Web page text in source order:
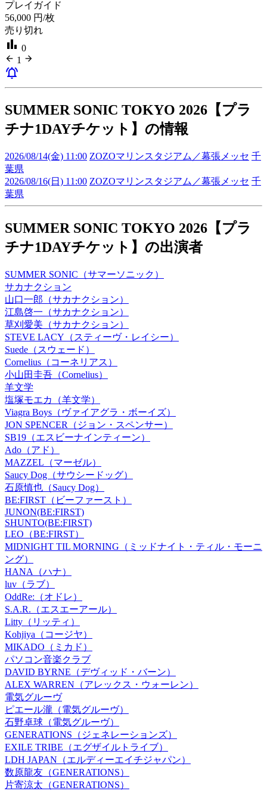
プレイガイド
56,000 円/枚
売り切れ
bar_chart 0
arrow_back 1 arrow_forward
notifications_active
SUMMER SONIC TOKYO 2026【プラ
チナ1DAYチケット】の情報
2026/08/14(金) 11:00 ZOZOマリンスタジアム／幕張メッセ 千
葉県
2026/08/16(日) 11:00 ZOZOマリンスタジアム／幕張メッセ 千
葉県
SUMMER SONIC TOKYO 2026【プラ
チナ1DAYチケット】の出演者
SUMMER SONIC（サマーソニック）
サカナクション
山口一郎（サカナクション）
江島啓一（サカナクション）
草刈愛美（サカナクション）
STEVE LACY（スティーヴ・レイシー）
Suede（スウェード）
Cornelius（コーネリアス）
小山田圭吾（Cornelius）
羊文学
塩塚モエカ（羊文学）
Viagra Boys（ヴァイアグラ・ボーイズ）
JON SPENCER（ジョン・スペンサー）
SB19（エスビーナインティーン）
Ado（アド）
MAZZEL（マーゼル）
Saucy Dog（サウシードッグ）
石原慎也（Saucy Dog）
BE:FIRST（ビーファースト）
JUNON(BE:FIRST)
SHUNTO(BE:FIRST)
LEO（BE:FIRST）
MIDNIGHT TIL MORNING（ミッドナイト・ティル・モーニ
ング）
HANA（ハナ）
luv（ラブ）
OddRe:（オドレ）
S.A.R.（エスエーアール）
Litty（リッティ）
Kohjiya（コージヤ）
MIKADO（ミカド）
パソコン音楽クラブ
DAVID BYRNE（デヴィッド・バーン）
ALEX WARREN（アレックス・ウォーレン）
電気グルーヴ
ピエール瀧（電気グルーヴ）
石野卓球（電気グルーヴ）
GENERATIONS（ジェネレーションズ）
EXILE TRIBE（エグザイルトライブ）
LDH JAPAN（エルディーエイチジャパン）
数原龍友（GENERATIONS）
片寄涼太（GENERATIONS）